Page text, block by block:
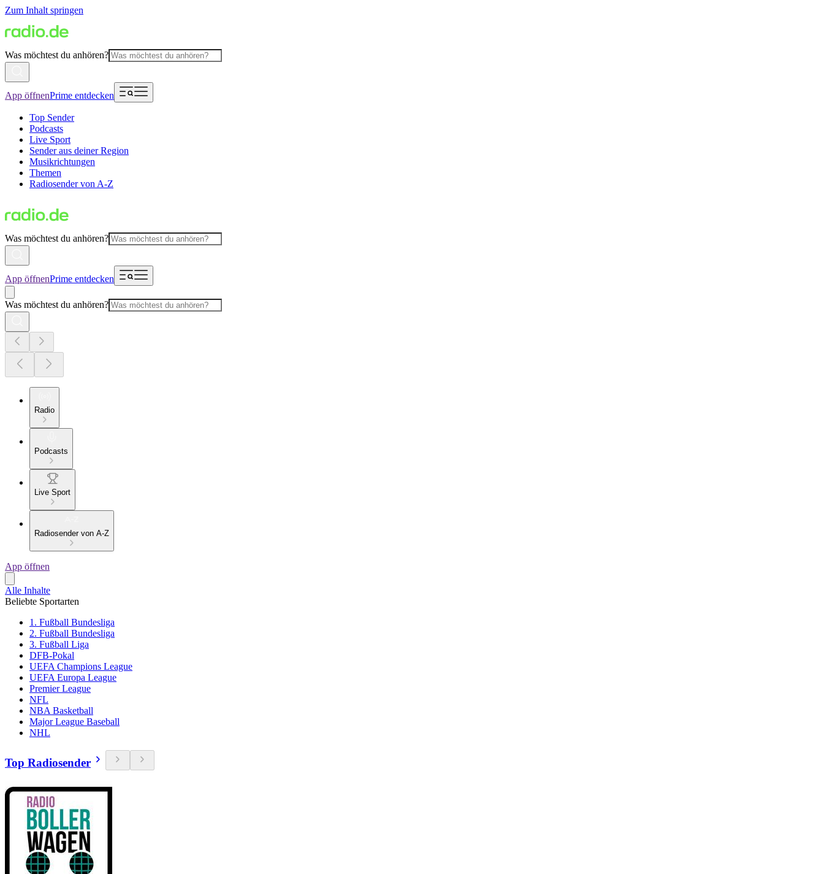
Zum Inhalt springen
Was möchtest du anhören?
App öffnenPrime entdecken
Top Sender
Podcasts
Live Sport
Sender aus deiner Region
Musikrichtungen
Themen
Radiosender von A-Z
Was möchtest du anhören?
App öffnenPrime entdecken
Was möchtest du anhören?
Radio
Podcasts
Live Sport
Radiosender von A-Z
App öffnen
Alle Inhalte
Beliebte Sportarten
1. Fußball Bundesliga
2. Fußball Bundesliga
3. Fußball Liga
DFB-Pokal
UEFA Champions League
UEFA Europa League
Premier League
NFL
NBA Basketball
Major League Baseball
NHL
Top Radiosender